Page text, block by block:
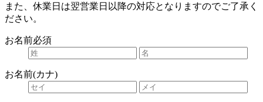
また、休業日は翌営業日以降の対応となりますのでご了承く
ださい。
お名前必須
お名前(カナ)